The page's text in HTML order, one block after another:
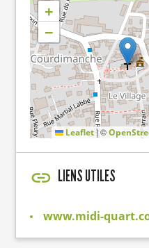
+
−
Leaflet|©
LIENS UTILES
www.midi-